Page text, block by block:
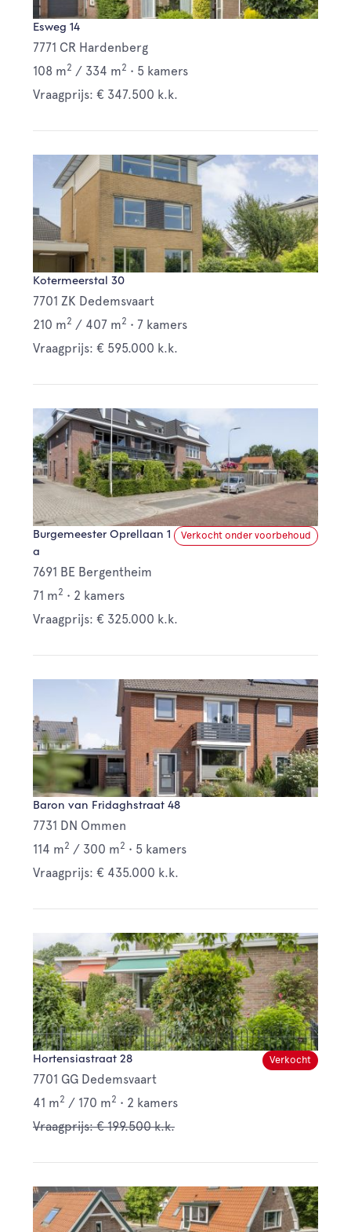
Esweg 14
7771 CR Hardenberg
108 m2 / 334 m2 • 5 kamers
Vraagprijs: € 347.500 k.k.
Kotermeerstal 30
7701 ZK Dedemsvaart
210 m2 / 407 m2 • 7 kamers
Vraagprijs: € 595.000 k.k.
Verkocht onder voorbehoud
Burgemeester Oprellaan 1
a
7691 BE Bergentheim
71 m2 • 2 kamers
Vraagprijs: € 325.000 k.k.
Baron van Fridaghstraat 48
7731 DN Ommen
114 m2 / 300 m2 • 5 kamers
Vraagprijs: € 435.000 k.k.
Verkocht
Hortensiastraat 28
7701 GG Dedemsvaart
41 m2 / 170 m2 • 2 kamers
Vraagprijs: € 199.500 k.k.